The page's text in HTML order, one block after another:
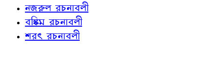
নজরুল রচনাবলী
বঙ্কিম রচনাবলী
শরৎ রচনাবলী